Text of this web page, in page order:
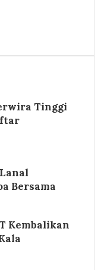
Tinggi
Bersama
Kembalikan